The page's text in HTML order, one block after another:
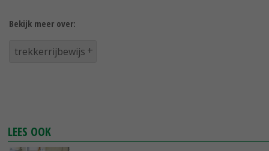
Bekijk meer over:
trekkerrijbewijs
LEES OOK